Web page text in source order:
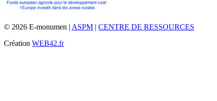
© 2026 E-monumen | ASPM | CENTRE DE RESSOURCES
Création WEB42.fr